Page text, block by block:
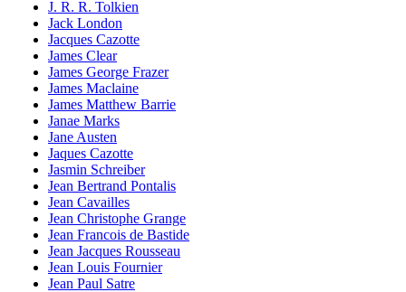
J. R. R. Tolkien
Jack London
Jacques Cazotte
James Clear
James George Frazer
James Maclaine
James Matthew Barrie
Janae Marks
Jane Austen
Jaques Cazotte
Jasmin Schreiber
Jean Bertrand Pontalis
Jean Cavailles
Jean Christophe Grange
Jean Francois de Bastide
Jean Jacques Rousseau
Jean Louis Fournier
Jean Paul Satre